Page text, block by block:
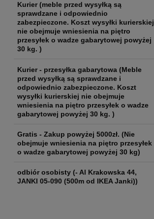
Kurier(meble przed wysyłką są
sprawdzane i odpowiednio
zabezpieczone. Koszt wysyłki kurierskiej
nie obejmuje wniesienia na piętro
przesyłek o wadze gabarytowej powyżej
30 kg. )
Kurier - przesyłka gabarytowa (Meble
przed wysyłką są sprawdzane i
odpowiednio zabezpieczone. Koszt
wysyłki kurierskiej nie obejmuje
wniesienia na piętro przesyłek o wadze
gabarytowej powyżej 30 kg. )
Gratis - Zakup powyżej 5000zł. (Nie
obejmuje wniesienia na piętro przesyłek
o wadze gabarytowej powyżej 30 kg)
odbiór osobisty (- Al Krakowska 44,
JANKI 05-090 (500m od IKEA Janki))